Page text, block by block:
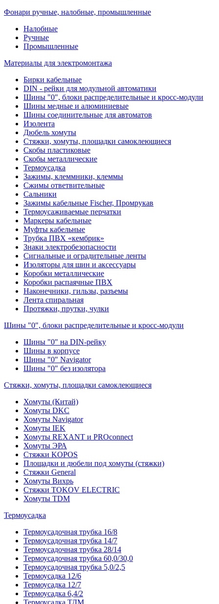
Фонари ручные, налобные, промышленные
Налобные
Ручные
Промышленные
Материалы для электромонтажа
Бирки кабельные
DIN - рейки для модульной автоматики
Шины "0", блоки распределительные и кросс-модули
Шины медные и алюминиевые
Шины соединительные для автоматов
Изолента
Дюбель хомуты
Стяжки, хомуты, площадки самоклеющиеся
Скобы пластиковые
Скобы металлические
Термоусадка
Зажимы, клеммники, клеммы
Сжимы ответвительные
Сальники
Зажимы кабельные Fischer, Промрукав
Термоусаживаемые перчатки
Маркеры кабельные
Муфты кабельные
Трубка ПВХ «кембрик»
Знаки электробезопасности
Сигнальные и оградительные ленты
Изоляторы для шин и аксессуары
Коробки металлические
Коробки распаячные ПВХ
Наконечники, гильзы, разъемы
Лента спиральная
Протяжки, прутки, чулки
Шины "0", блоки распределительные и кросс-модули
Шины "0" на DIN-рейку
Шины в корпусе
Шины "0" Navigator
Шины "0" без изолятора
Стяжки, хомуты, площадки самоклеющиеся
Хомуты (Китай)
Хомуты DKC
Хомуты Navigator
Хомуты IEK
Хомуты REXANT и PROconnect
Хомуты ЭРА
Стяжки KOPOS
Площадки и дюбели под хомуты (стяжки)
Стяжки General
Хомуты Вихрь
Стяжки TOKOV ELECTRIC
Хомуты TDM
Термоусадка
Термоусадочная трубка 16/8
Термоусадочная трубка 14/7
Термоусадочная трубка 28/14
Термоусадочная трубка 60,0/30,0
Термоусадочная трубка 5,0/2,5
Термоусадка 12/6
Термоусадка 12/7
Термоусадка 6,4/2
Термоусадка ТДМ